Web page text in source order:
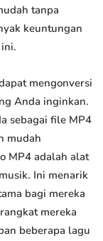
tanpa
keuntungan
mengonversi
Anda inginkan.
sebagai file MP4
mudah
MP4 adalah alat
Ini menarik
bagi mereka
mereka
beberapa lagu